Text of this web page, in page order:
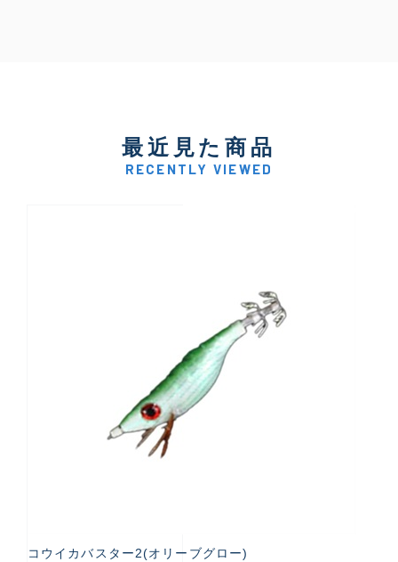
最近見た商品
RECENTLY VIEWED
コウイカバスター2(オリーブグロー)